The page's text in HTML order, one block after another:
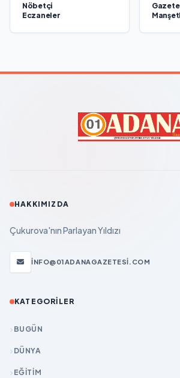
Nöbetçi
Eczaneler
Gazete
HAKKIMIZDA
Çukurova'nın Parlayan Yıldızı
INFO@01ADANAGAZETESI.COM
KATEGORILER
BUGÜN
DÜNYA
EĞİTİM